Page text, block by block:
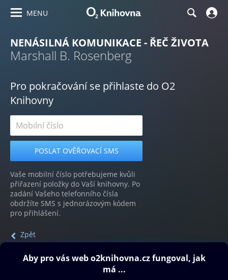
MENU
NENÁSILNÁ KOMUNIKACE - ŘEČ ŽIVOTA
Marshall B. Rosenberg
Pro pokračování se přihlaste do O2
Knihovny
Vaše mobilní číslo potřebujeme kvůli
přiřazení položky do Vaší knihovny. Po
zadání Vašeho telefonního čísla
obdržíte SMS s jednorázovým kódem
pro přihlášení.
Zpět